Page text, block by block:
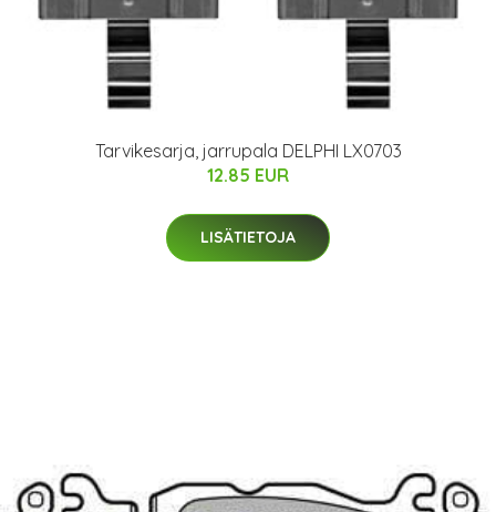
Tarvikesarja, jarrupala DELPHI LX0703
12.85 EUR
LISÄTIETOJA